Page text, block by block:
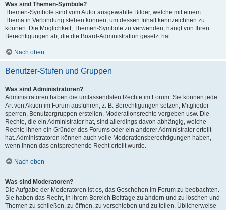
Was sind Themen-Symbole?
Themen-Symbole sind vom Autor ausgewählte Bilder, welche mit einem
Thema in Verbindung stehen können, um dessen Inhalt kennzeichnen zu
können. Die Möglichkeit, Themen-Symbole zu verwenden, hängt von Ihren
Berechtigungen ab, die die Board-Administration gesetzt hat.
Nach oben
Benutzer-Stufen und Gruppen
Was sind Administratoren?
Administratoren haben die umfassendsten Rechte im Forum. Sie können jede
Art von Aktion im Forum ausführen; z. B. Berechtigungen setzen, Mitglieder
sperren, Benutzergruppen erstellen, Moderationsrechte vergeben usw. Die
Rechte, die ein Administrator hat, sind allerdings davon abhängig, welche
Rechte ihnen ein Gründer des Forums oder ein anderer Administrator erteilt
hat. Administratoren können auch volle Moderationsberechtigungen haben,
wenn ihnen das entsprechende Recht erteilt wurde.
Nach oben
Was sind Moderatoren?
Die Aufgabe der Moderatoren ist es, das Geschehen im Forum zu beobachten.
Sie haben das Recht, in ihrem Bereich Beiträge zu ändern und zu löschen und
Themen zu schließen, zu öffnen, zu verschieben und zu teilen. Üblicherweise